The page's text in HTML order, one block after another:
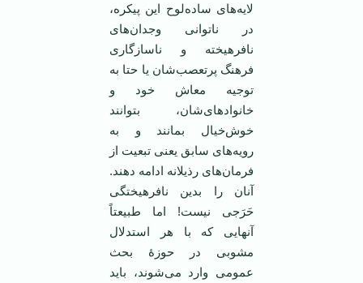
لایه‌های ساده‌لوح این پیکره،
در ناتوانی وجدان‌های
نافرهیخته‌ و ناسازگاری
فرهنگ پرتعصب‌شان یا حتا به
توجیه معاش خود و
خانوادهای‌شان، بتوانند
خوش‌خیال بمانند و به
رویه‌های سابق یعنی تبعیت از
فرمان‌های رذیلانه ادامه دهند.
آنان را بدین نافرهیختگی
حَرَجی نیست! اما طبیعتاً
آنهایی که با هر استدلال
مشوبی در حوزۀ بحث‌
عمومی وارد می‌شوند، باید